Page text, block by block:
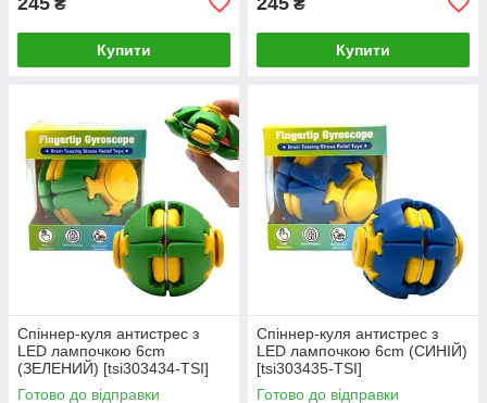
Купити Купити
Спіннер-куля антистрес з
LED лампочкою 6cm
(ЗЕЛЕНИЙ) [tsi303434-TSI]
Готово до відправки
Спіннер-куля антистрес з
LED лампочкою 6cm (СИНІЙ)
[tsi303435-TSI]
Готово до відправки